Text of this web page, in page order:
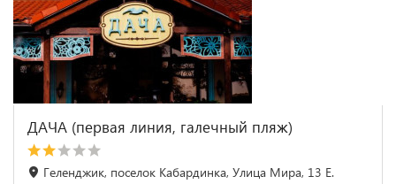
ДАЧА (первая линия, галечный пляж)
Геленджик, поселок Кабардинка, Улица Мира, 13 Е.